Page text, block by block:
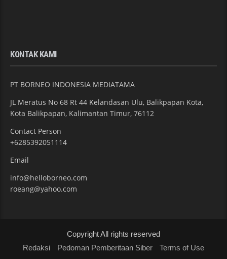
KONTAK KAMI
PT BORNEO INDONESIA MEDIATAMA
JL Meratus No 68 Rt 44 Kelandasan Ulu, Balikpapan Kota,
Kota Balikpapan, Kalimantan Timur, 76112
Contact Person
+6285392051114
Email
info@helloborneo.com
roeang@yahoo.com
Copyright All rights reserved
Redaksi
Pedoman Pemberitaan Siber Terms of Use